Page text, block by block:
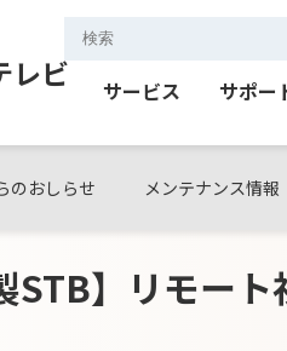
レビ サービス サポー
のおしらせ メンテナンス情報
STB】リモー